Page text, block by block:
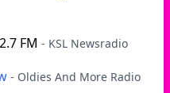
FM - KSL Newsradio
- Oldies And More Radio